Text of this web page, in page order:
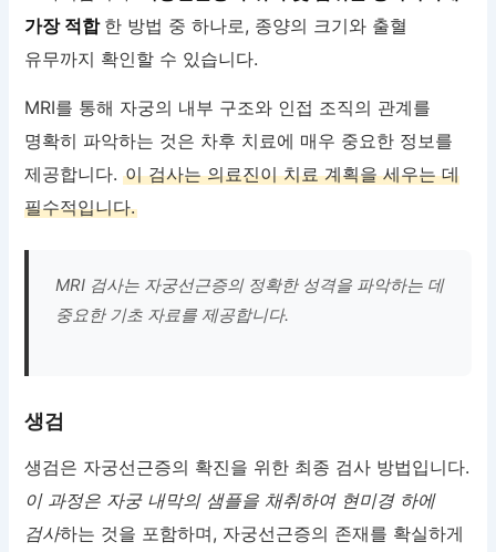
가장 적합 한 방법 중 하나로, 종양의 크기와 출혈
유무까지 확인할 수 있습니다.
MRI를 통해 자궁의 내부 구조와 인접 조직의 관계를
명확히 파악하는 것은 차후 치료에 매우 중요한 정보를
제공합니다.이 검사는 의료진이 치료 계획을 세우는 데
필수적입니다.
MRI 검사는 자궁선근증의 정확한 성격을 파악하는 데
중요한 기초 자료를 제공합니다.
생검
생검은 자궁선근증의 확진을 위한 최종 검사 방법입니다.
이 과정은 자궁 내막의 샘플을 채취하여 현미경 하에
검사하는 것을 포함하며, 자궁선근증의 존재를 확실하게